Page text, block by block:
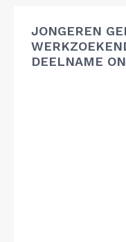
JONGEREN
DEELNAME